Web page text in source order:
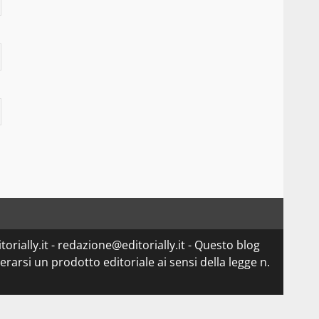
- redazione@editorially.it - Questo blog
un prodotto editoriale ai sensi della legge n.